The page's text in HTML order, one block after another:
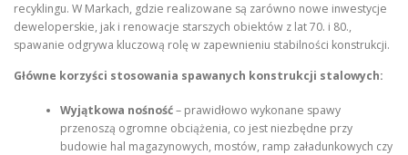
recyklingu. W Markach, gdzie realizowane są zarówno nowe inwestycje
deweloperskie, jak i renowacje starszych obiektów z lat 70. i 80.,
spawanie odgrywa kluczową rolę w zapewnieniu stabilności konstrukcji.
Główne korzyści stosowania spawanych konstrukcji stalowych:
Wyjątkowa nośność– prawidłowo wykonane spawy
przenoszą ogromne obciążenia, co jest niezbędne przy
budowie hal magazynowych, mostów, ramp załadunkowych czy